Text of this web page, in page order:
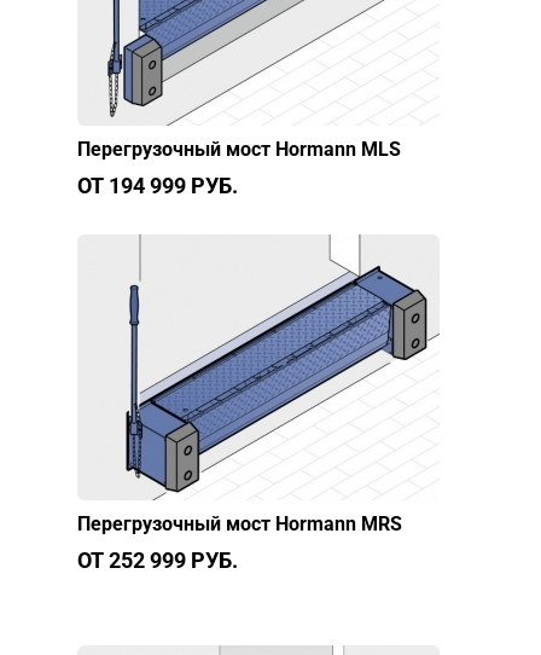
Перегрузочный мост Hormann MLS
ОТ 194 999 РУБ.
Перегрузочный мост Hormann MRS
ОТ 252 999 РУБ.